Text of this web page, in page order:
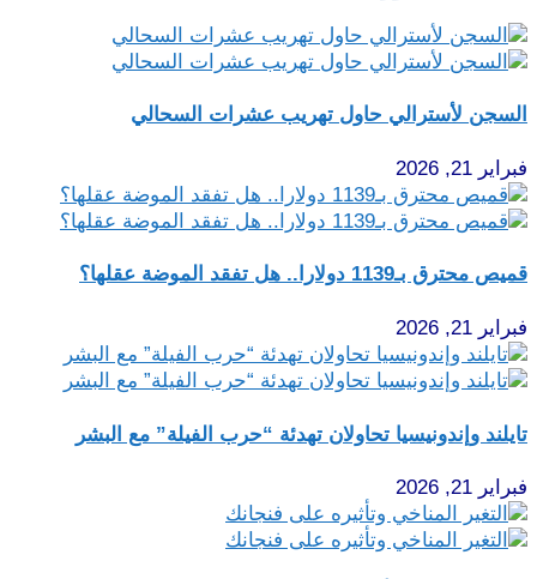
السجن لأسترالي حاول تهريب عشرات السحالي
فبراير 21, 2026
قميص محترق بـ1139 دولارا.. هل تفقد الموضة عقلها؟
فبراير 21, 2026
تايلند وإندونيسيا تحاولان تهدئة “حرب الفيلة” مع البشر
فبراير 21, 2026